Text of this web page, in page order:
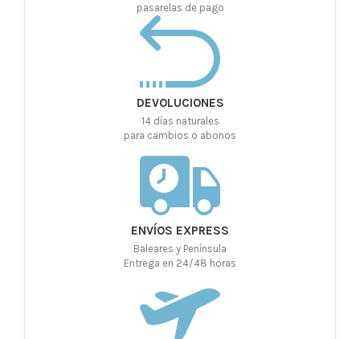
pasarelas de pago
DEVOLUCIONES
14 días naturales
para cambios o abonos
ENVÍOS EXPRESS
Baleares y Península
Entrega en 24/48 horas